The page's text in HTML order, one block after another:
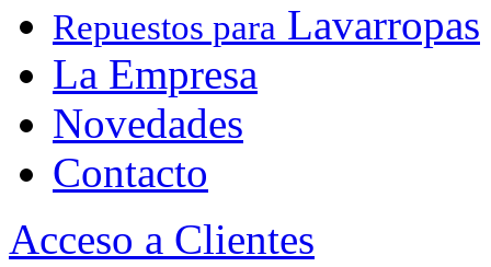
Repuestos para Lavarropas
La Empresa
Novedades
Contacto
Acceso a Clientes